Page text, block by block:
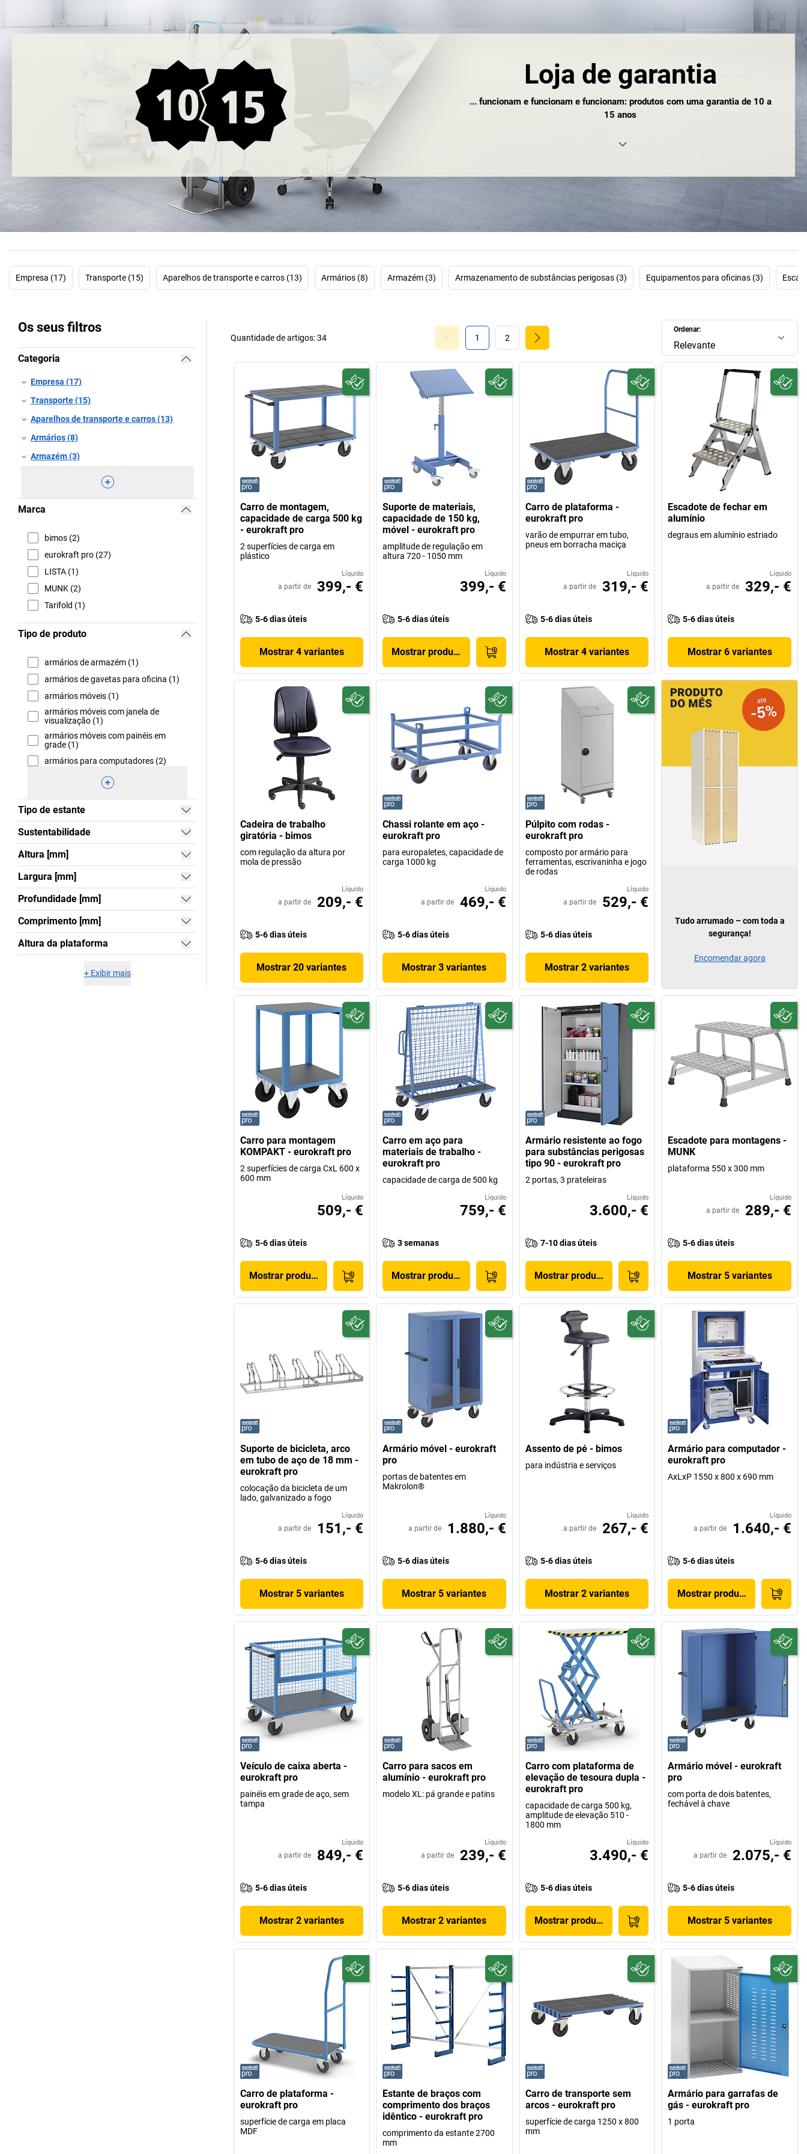
Loja de garantia
... funcionam e funcionam e funcionam: produtos com uma garantia de 10 a
15 anos
A nossa promessa de garantia: pelo menos três anos.** O que corresponde a
produtos: oferecemos-lhe um total de 5 256 000 minutos. O que corresponde
a uma garantia de dez anos. Note, por favor: também oferecemos produtos
com garantia de até quinze anos. Quantos minutos são?
Empresa (17) Transporte (15) Aparelhos de transporte e carros (13) Armários (8) Armazém (3) Armazenamento de substâncias perigosas (3) Equipamentos para oficinas (3)
Os seus filtros
Categoria
Empresa (17)
Transporte (15)
Aparelhos de transporte e carros (13)
Armários (8)
Armazém (3)
Marca
bimos (2)
eurokraft pro (27)
LISTA (1)
MUNK (2)
Tarifold (1)
Tipo de produto
armários de armazém (1)
armários de gavetas para oficina (1)
armários móveis (1)
armários móveis com janela de
visualização (1)
armários móveis com painéis em
grade (1)
armários para computadores (2)
Tipo de estante
Sustentabilidade
Altura [mm]
Largura [mm]
Profundidade [mm]
Comprimento [mm]
Altura da plataforma
+ Exibir mais
Ordenar:
Relevante
1 2
Quantidade de artigos:34
Carro de montagem,
capacidade de carga 500 kg
- eurokraft pro
2 superfícies de carga em
plástico
Líquido
a partir de 399,- €
5-6 dias úteis
Mostrar 4 variantes
Suporte de materiais,
capacidade de 150 kg,
móvel - eurokraft pro
amplitude de regulação em
altura 720 - 1050 mm
Líquido
399,- €
5-6 dias úteis
Mostrar produto
Carro de plataforma -
eurokraft pro
varão de empurrar em tubo,
pneus em borracha maciça
Líquido
a partir de 319,- €
5-6 dias úteis
Mostrar 4 variantes
Escadote de fechar em
alumínio
degraus em alumínio estriado
Líquido
a partir de 329,- €
5-6 dias úteis
Mostrar 6 variantes
Cadeira de trabalho
giratória - bimos
com regulação da altura por
mola de pressão
Líquido
a partir de 209,- €
5-6 dias úteis
Mostrar 20 variantes
Chassi rolante em aço -
eurokraft pro
para europaletes, capacidade de
carga 1000 kg
Líquido
a partir de 469,- €
5-6 dias úteis
Mostrar 3 variantes
Púlpito com rodas -
eurokraft pro
composto por armário para
ferramentas, escrivaninha e jogo
de rodas
Líquido
a partir de 529,- €
5-6 dias úteis
Mostrar 2 variantes
Carro para montagem
KOMPAKT - eurokraft pro
2 superfícies de carga CxL 600 x
600 mm
Líquido
509,- €
5-6 dias úteis
Mostrar produto
Carro em aço para
materiais de trabalho -
eurokraft pro
capacidade de carga de 500 kg
Líquido
759,- €
3 semanas
Mostrar produto
Armário resistente ao fogo
para substâncias perigosas
tipo 90 - eurokraft pro
2 portas, 3 prateleiras
Líquido
3.600,- €
7-10 dias úteis
Mostrar produto
Escadote para montagens -
MUNK
plataforma 550 x 300 mm
Líquido
a partir de 289,- €
5-6 dias úteis
Mostrar 5 variantes
Suporte de bicicleta, arco
em tubo de aço de 18 mm -
eurokraft pro
colocação da bicicleta de um
lado, galvanizado a fogo
Líquido
a partir de 151,- €
5-6 dias úteis
Mostrar 5 variantes
Armário móvel - eurokraft
pro
portas de batentes em
Makrolon®
Líquido
a partir de 1.880,- €
5-6 dias úteis
Mostrar 5 variantes
Assento de pé - bimos
para indústria e serviços
Líquido
a partir de 267,- €
5-6 dias úteis
Mostrar 2 variantes
Armário para computador -
eurokraft pro
AxLxP 1550 x 800 x 690 mm
Líquido
a partir de 1.640,- €
5-6 dias úteis
Mostrar produto
Veículo de caixa aberta -
eurokraft pro
painéis em grade de aço, sem
tampa
Líquido
a partir de 849,- €
5-6 dias úteis
Mostrar 2 variantes
Carro para sacos em
alumínio - eurokraft pro
modelo XL: pá grande e patins
Líquido
a partir de 239,- €
5-6 dias úteis
Mostrar 2 variantes
Carro com plataforma de
elevação de tesoura dupla -
eurokraft pro
capacidade de carga 500 kg,
amplitude de elevação 510 -
1800 mm
Líquido
3.490,- €
5-6 dias úteis
Mostrar produto
Armário móvel - eurokraft
pro
com porta de dois batentes,
fechável à chave
Líquido
a partir de 2.075,- €
5-6 dias úteis
Mostrar 5 variantes
Carro de plataforma -
eurokraft pro
superfície de carga em placa
MDF
Estante de braços com
comprimento dos braços
idêntico - eurokraft pro
comprimento da estante 2700
mm
Carro de transporte sem
arcos - eurokraft pro
superfície de carga 1250 x 800
mm
Armário para garrafas de
gás - eurokraft pro
1 porta
Tudo arrumado – com toda a
segurança!
Encomendar agora